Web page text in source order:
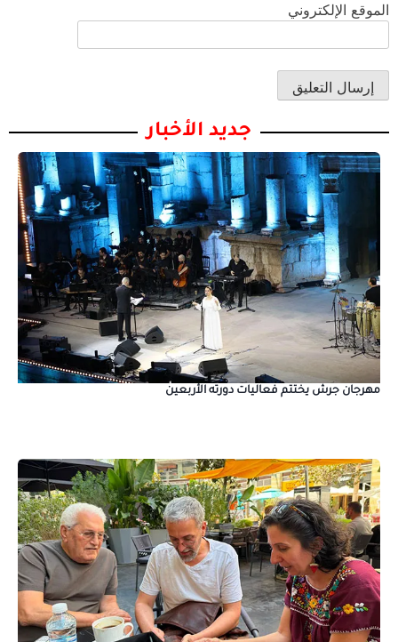
الموقع الإلكتروني
جديد الأخبار
مهرجان جرش يختتم فعاليات دورته الأربعين